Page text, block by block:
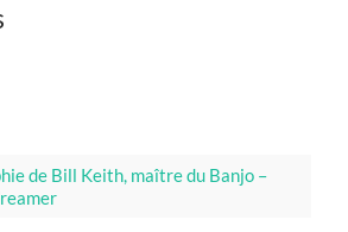
de Bill Keith, maître du Banjo –